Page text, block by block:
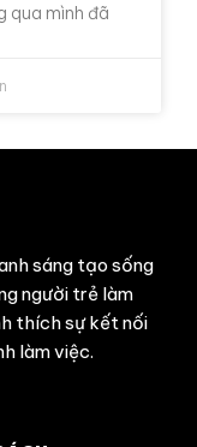
qua mình đã
sáng tạo sống
người trẻ làm
thích sự kết nối
làm việc.